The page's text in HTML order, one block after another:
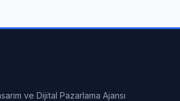
ve Dijital Pazarlama Ajansı